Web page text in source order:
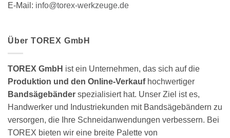
E-Mail: info@torex-werkzeuge.de
Über TOREX GmbH
TOREX GmbH ist ein Unternehmen, das sich auf die
Produktion und den Online-Verkaufhochwertiger
Bandsägebänder spezialisiert hat. Unser Ziel ist es,
Handwerker und Industriekunden mit Bandsägebändern zu
versorgen, die Ihre Schneidanwendungen verbessern. Bei
TOREX bieten wir eine breite Palette von